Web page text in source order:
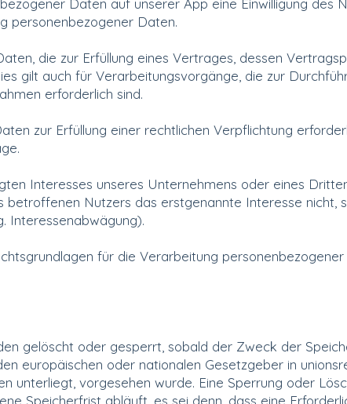
Daten auf unserer App eine Einwilligung des
personenbezogener Daten.
die zur Erfüllung eines Vertrages, dessen
gilt auch für Verarbeitungsvorgänge, die zur
erforderlich sind.
zur Erfüllung einer rechtlichen Verpflichtung
Interesses unseres Unternehmens oder eines
Nutzers das erstgenannte Interesse nicht,
Interessenabwägung).
für die Verarbeitung
gelöscht oder gesperrt, sobald der Zweck der
europäischen oder nationalen Gesetzgeber in
unterliegt, vorgesehen wurde. Eine Sperrung oder
Speicherfrist abläuft, es sei denn, dass eine